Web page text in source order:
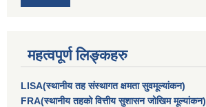
महत्वपूर्ण लिङ्कहरु
LISA(स्थानीय तह संस्थागत क्षमता सुवमूल्यांकन)
FRA(स्थानीय तहको वित्तीय सुशासन जोखिम मूल्यांकन)